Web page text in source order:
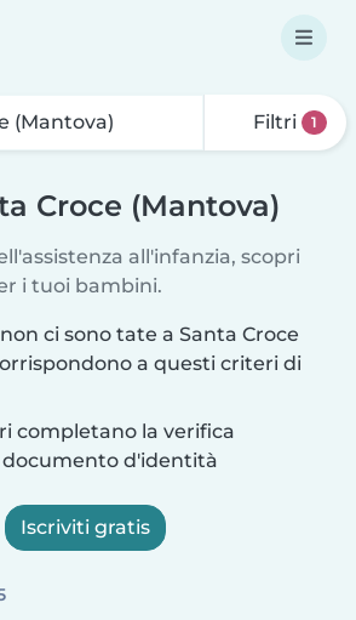
Filtri 1
Croce (Mantova)
all'infanzia, scopri
i tuoi bambini.
ci sono tate a Santa Croce
a questi criteri di
completano la verifica
d'identità
Iscriviti gratis